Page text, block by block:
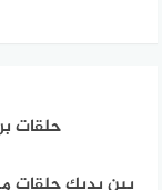
حلقات